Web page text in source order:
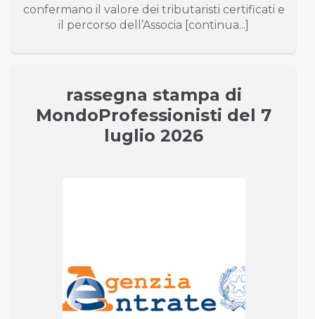
confermano il valore dei tributaristi certificati e
il percorso dell’Associa [continua...]
rassegna stampa di
MondoProfessionisti del 7
luglio 2026